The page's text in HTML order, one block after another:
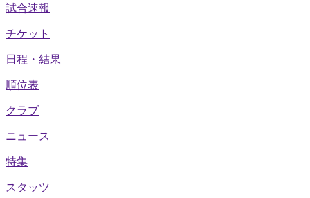
試合速報
チケット
日程・結果
順位表
クラブ
ニュース
特集
スタッツ